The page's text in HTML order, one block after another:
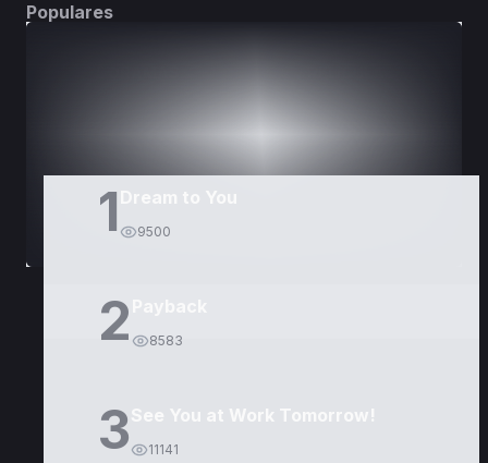
Populares
1 9500
2 8583
3See You at Work Tomorrow!
11141